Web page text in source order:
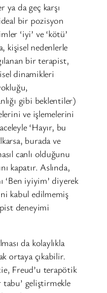
ya da geç karşı
bir pozisyon
‘iyi’ ve ‘kötü’
kişisel nedenlerle
bir terapist,
dinamikleri
gibi beklentiler)
ve işlemelerini
‘Hayır, bu
burada ve
canlı olduğunu
kapatır. Aslında,
‘Ben iyiyim’ diyerek
kabul edilmemiş
deneyimi
da kolaylıkla
ortaya çıkabilir.
Freud’u terapötik
tabu’ geliştirmekle